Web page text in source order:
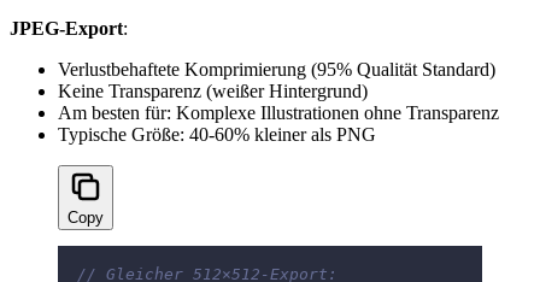
JPEG-Export:
Verlustbehaftete Komprimierung (95% Qualität Standard)
Keine Transparenz (weißer Hintergrund)
Am besten für: Komplexe Illustrationen ohne Transparenz
Typische Größe: 40-60% kleiner als PNG
Copy
// Gleicher 512×512-Export: